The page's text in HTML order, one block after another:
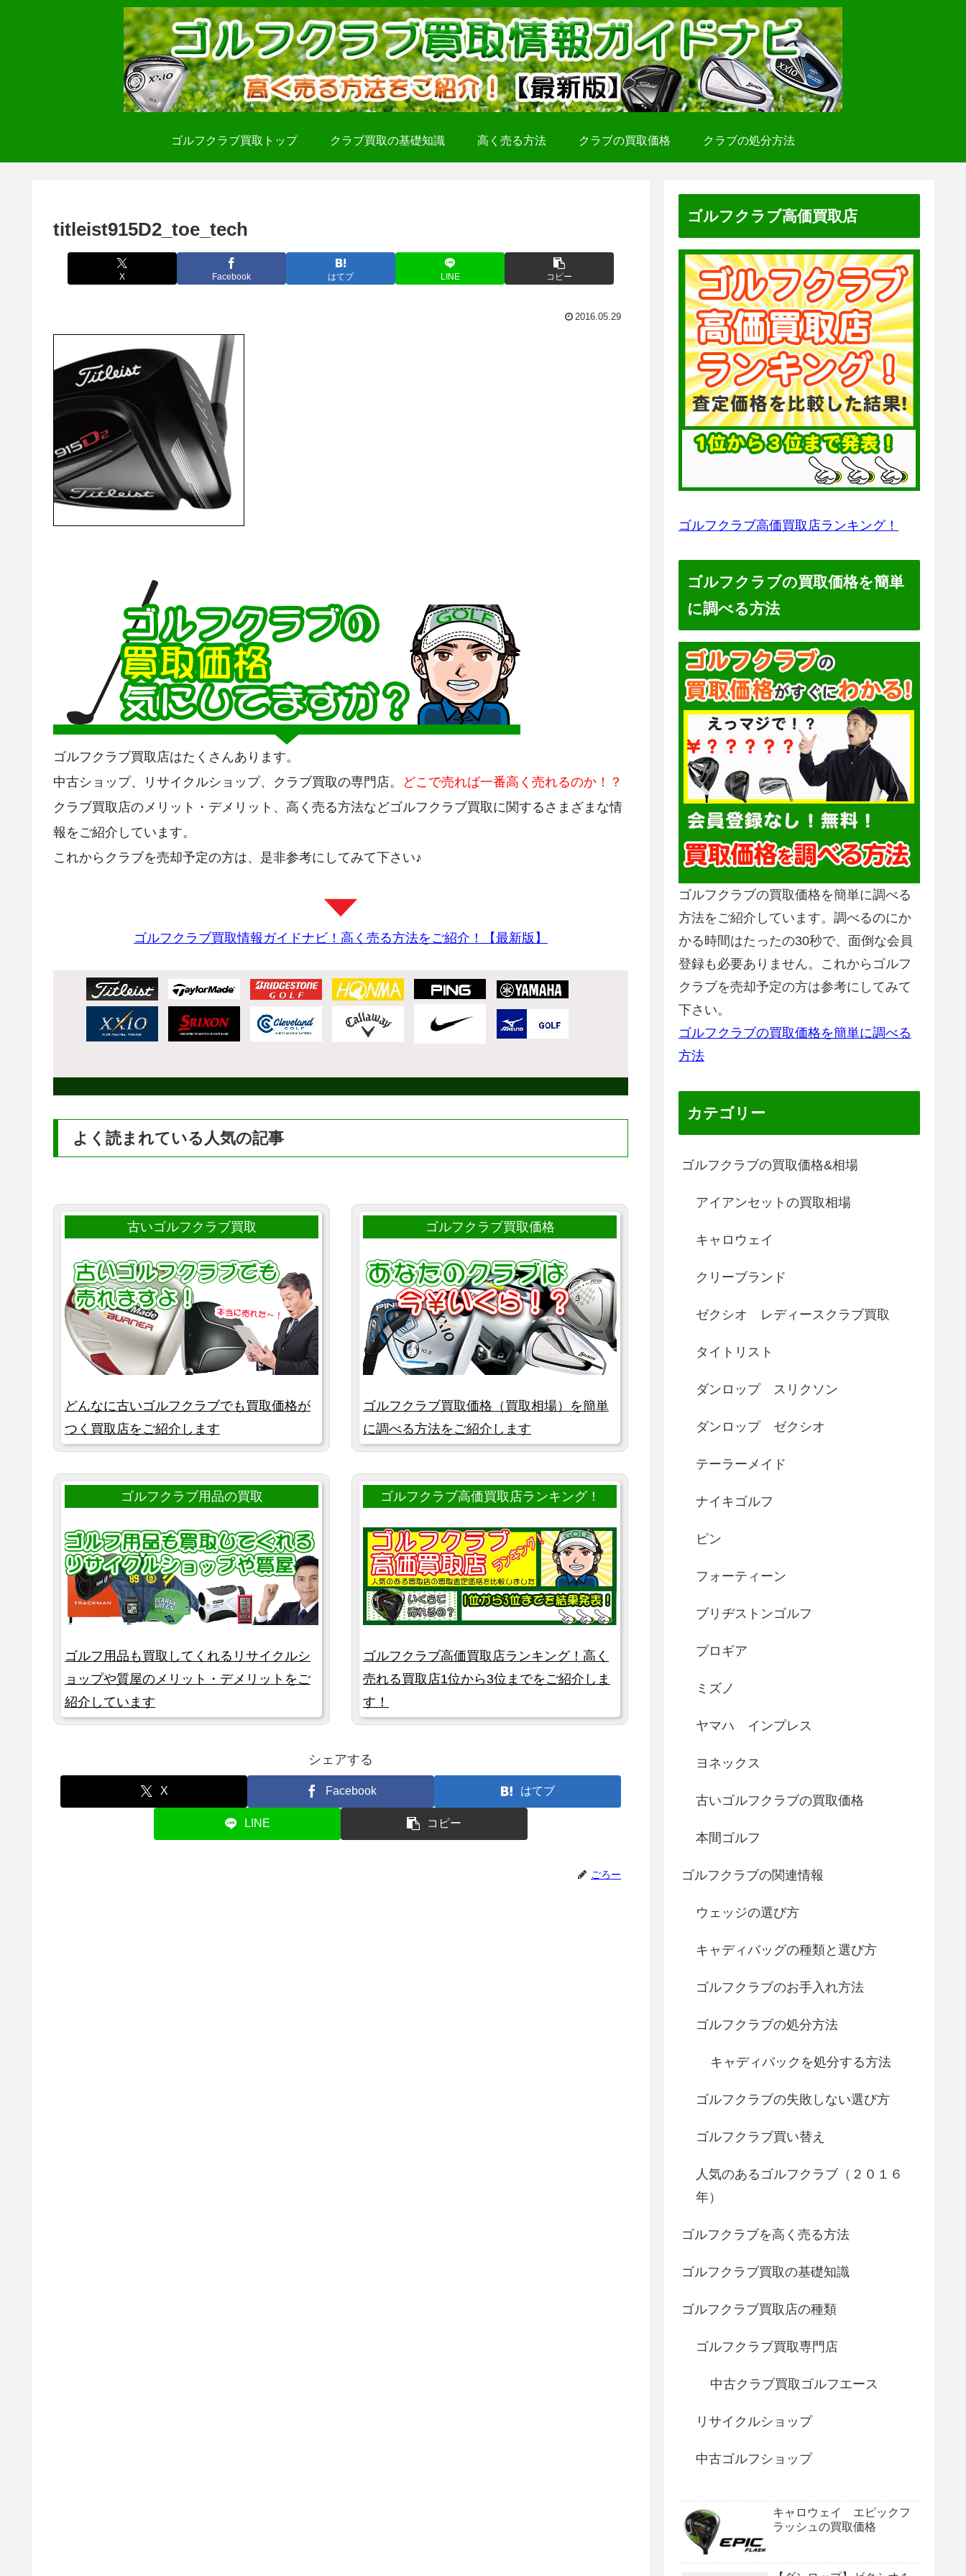
ゴルフクラブ買取トップ クラブ買取の基礎知識 高く売る方法 クラブの買取価格 クラブの処分方法
titleist915D2_toe_tech
X Facebook はてブ LINE コピー
2016.05.29
ゴルフクラブ買取店はたくさんあります。
中古ショップ、リサイクルショップ、クラブ買取の専門店。 どこで売れば一番高く売れるのか！？
クラブ買取店のメリット・デメリット、高く売る方法などゴルフクラブ買取に関するさまざまな情
報をご紹介しています。
これからクラブを売却予定の方は、是非参考にしてみて下さい♪
ゴルフクラブ買取情報ガイドナビ！高く売る方法をご紹介！【最新版】
よく読まれている人気の記事
古いゴルフクラブ買取
どんなに古いゴルフクラブでも買取価格が
つく買取店をご紹介します
ゴルフクラブ買取価格
ゴルフクラブ買取価格（買取相場）を簡単
に調べる方法をご紹介します
ゴルフクラブ用品の買取
ゴルフ用品も買取してくれるリサイクルシ
ョップや質屋のメリット・デメリットをご
紹介しています
ゴルフクラブ高価買取店ランキング！
ゴルフクラブ高価買取店ランキング！高く
売れる買取店1位から3位までをご紹介しま
す！
シェアする
X Facebook はてブ
LINE コピー
ごろー
ゴルフクラブ高価買取店
ゴルフクラブ高価買取店ランキング！
ゴルフクラブの買取価格を簡単
に調べる方法
ゴルフクラブの買取価格を簡単に調べる
方法をご紹介しています。調べるのにか
かる時間はたったの30秒で、面倒な会員
登録も必要ありません。これからゴルフ
クラブを売却予定の方は参考にしてみて
下さい。
ゴルフクラブの買取価格を簡単に調べる
方法
カテゴリー
ゴルフクラブの買取価格&相場
アイアンセットの買取相場
キャロウェイ
クリーブランド
ゼクシオ レディースクラブ買取
タイトリスト
ダンロップ スリクソン
ダンロップ ゼクシオ
テーラーメイド
ナイキゴルフ
ピン
フォーティーン
ブリヂストンゴルフ
プロギア
ミズノ
ヤマハ インプレス
ヨネックス
古いゴルフクラブの買取価格
本間ゴルフ
ゴルフクラブの関連情報
ウェッジの選び方
キャディバッグの種類と選び方
ゴルフクラブのお手入れ方法
ゴルフクラブの処分方法
キャディバックを処分する方法
ゴルフクラブの失敗しない選び方
ゴルフクラブ買い替え
人気のあるゴルフクラブ（２０１６
年）
ゴルフクラブを高く売る方法
ゴルフクラブ買取の基礎知識
ゴルフクラブ買取店の種類
ゴルフクラブ買取専門店
中古クラブ買取ゴルフエース
リサイクルショップ
中古ゴルフショップ
キャロウェイ エピックフ
ラッシュの買取価格